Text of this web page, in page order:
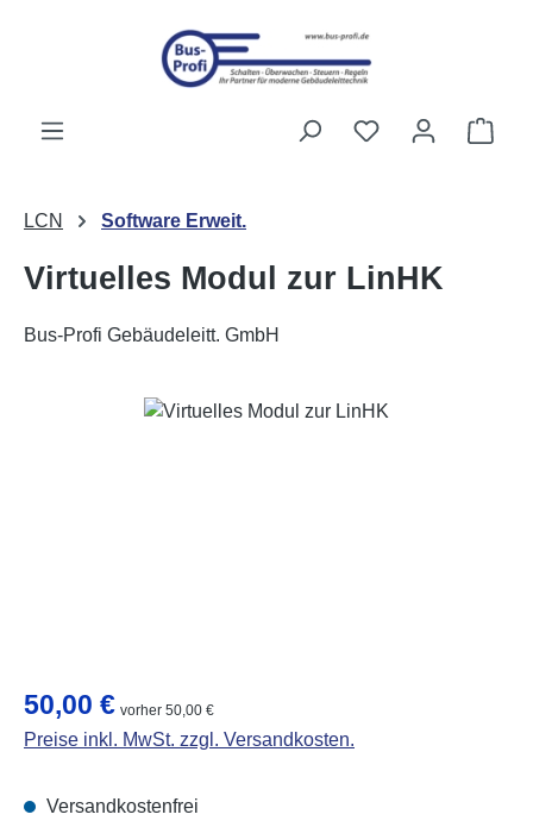
Zum Hauptinhalt springen
Du hast 0
LCN Software Erweit.
Virtuelles Modul zur LinHK
Bus-Profi Gebäudeleitt. GmbH
Bildergalerie überspringen
Regulärer Preis:
50,00 € vorher 50,00 €
Preise inkl. MwSt. zzgl. Versandkosten.
Versandkostenfrei